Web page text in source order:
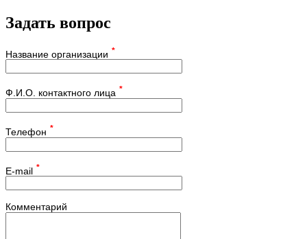
Задать вопрос
Название организации *
Ф.И.О. контактного лица *
Телефон *
E-mail *
Комментарий